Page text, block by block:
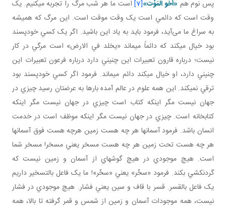
پس نوم هم «أَخُو اَلْمَوْت»[7] است ما هر شب مرگ را تجربه مي کنيم. يک
وقت است که دائمي است يک وقت موقت است. اين مرگ که هميشه
به سراغ ما می‌آيد، فرمود بايد به ياد اين باشيد. اگر يک کسي خودپسند
بود خيال مي کند که دائماً مي ماند «يخلد في الارض» است مرگي در کار
نيست؛ درباره قارون تعبيرات اين چنيني دارد درباره فرعون تعبيرات اين
چنيني دارد، او خيال مي کند دائم مي ماند. فرمود اگر کسي خودپسند بود
ترقي نمي کند. اين همه علوم در عالم آمده بارها به عرضتان رسيد چيزي در
جهان نيست مگر اينکه کتاب است چيزي در جهان نيست مگر اينکه
کتابخانه است. چيزي در جهان نيست مگر اينکه موظف است در خدمت
انسان باشد. فرمود آسمان ها هر چه هست زمين هرچه هست فوق آسمان ها
هر چه هست تحت زمين هر چه هست مسخر يعني مسخر! مسخر شما
است. هيچ موجودي در هيچ گوشه اي از آسمان و زمين نيست که
گردن کشي بکند. فرمود «سخّر» يعني «سخّر»! ما يک فاعل بالتسخير داريم
يک فاعل بالقسر. قسر با قاف و سين يعني فشار. هيچ موجودي در فشار
نيست، همه موجودات آسمان و زمين از شمس و قمر گرفته تا بالا، همه